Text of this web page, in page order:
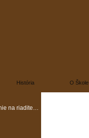
História O Škole
Výberové konanie na riaditeľa školy